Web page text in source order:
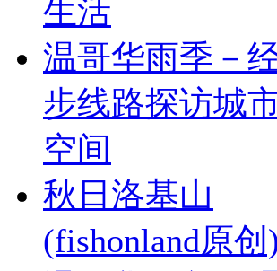
生活
温哥华雨季－
步线路探访城
空间
秋日洛基山
(fishonland原创)